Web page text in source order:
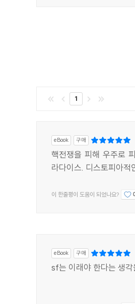
1
eBook 구매
핵전쟁을 피해 우주로
라다이스. 디스토피아적
이 한줄평이 도움이 되었나요?
eBook 구매
sf는 이래야 한다는 생각